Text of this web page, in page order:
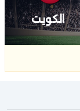
الكويت